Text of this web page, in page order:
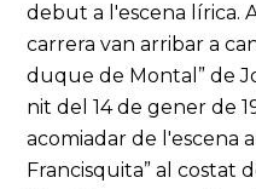
debut a l'escena lírica.
carrera van arribar a
duque de Montal” de
nit del 14 de gener de
acomiadar de l'escena
Francisquita” al costat